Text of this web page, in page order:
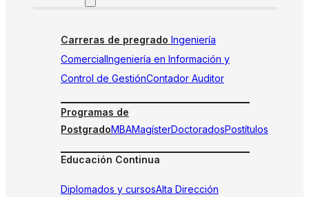
Carreras de pregrado Ingeniería
ComercialIngeniería en Información y
Control de GestiónContador Auditor
Programas de
PostgradoMBAMagísterDoctoradosPostítulos
Educación Continua
Diplomados y cursosAlta Dirección